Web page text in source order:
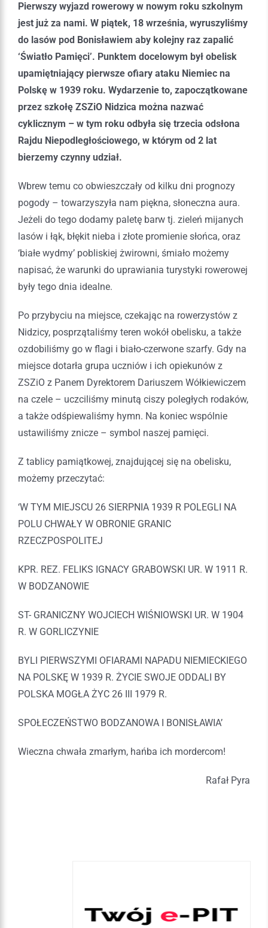
Pierwszy wyjazd rowerowy w nowym roku szkolnym
jest już za nami. W piątek, 18 września, wyruszyliśmy
do lasów pod Bonisławiem aby kolejny raz zapalić
‘Światło Pamięci’. Punktem docelowym był obelisk
upamiętniający pierwsze ofiary ataku Niemiec na
Polskę w 1939 roku. Wydarzenie to, zapoczątkowane
przez szkołę ZSZiO Nidzica można nazwać
cyklicznym – w tym roku odbyła się trzecia odsłona
Rajdu Niepodległościowego, w którym od 2 lat
bierzemy czynny udział.
Wbrew temu co obwieszczały od kilku dni prognozy
pogody – towarzyszyła nam piękna, słoneczna aura.
Jeżeli do tego dodamy paletę barw tj. zieleń mijanych
lasów i łąk, błękit nieba i złote promienie słońca, oraz
‘białe wydmy’ pobliskiej żwirowni, śmiało możemy
napisać, że warunki do uprawiania turystyki rowerowej
były tego dnia idealne.
Po przybyciu na miejsce, czekając na rowerzystów z
Nidzicy, posprzątaliśmy teren wokół obelisku, a także
ozdobiliśmy go w flagi i biało-czerwone szarfy. Gdy na
miejsce dotarła grupa uczniów i ich opiekunów z
ZSZiO z Panem Dyrektorem Dariuszem Wółkiewiczem
na czele – uczciliśmy minutą ciszy poległych rodaków,
a także odśpiewaliśmy hymn. Na koniec wspólnie
ustawiliśmy znicze – symbol naszej pamięci.
Z tablicy pamiątkowej, znajdującej się na obelisku,
możemy przeczytać:
‘W TYM MIEJSCU 26 SIERPNIA 1939 R POLEGLI NA
POLU CHWAŁY W OBRONIE GRANIC
RZECZPOSPOLITEJ
KPR. REZ. FELIKS IGNACY GRABOWSKI UR. W 1911 R.
W BODZANOWIE
ST- GRANICZNY WOJCIECH WIŚNIOWSKI UR. W 1904
R. W GORLICZYNIE
BYLI PIERWSZYMI OFIARAMI NAPADU NIEMIECKIEGO
NA POLSKĘ W 1939 R. ŻYCIE SWOJE ODDALI BY
POLSKA MOGŁA ŻYC 26 III 1979 R.
SPOŁECZEŃSTWO BODZANOWA I BONISŁAWIA’
Wieczna chwała zmarłym, hańba ich mordercom!
Rafał Pyra